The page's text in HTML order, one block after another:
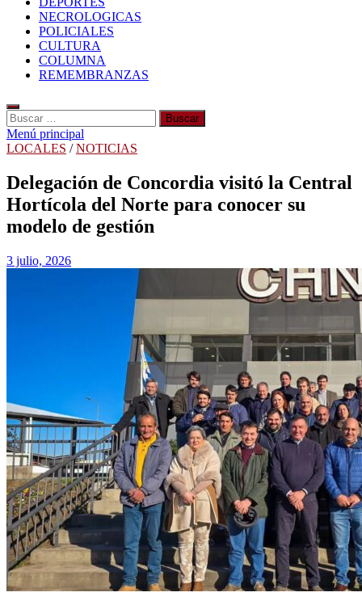
NECROLOGICAS
POLICIALES
CULTURA
COLUMNA
REMEMBRANZAS
Buscar:
Menú principal
LOCALES /NOTICIAS
Delegación de Concordia visitó la Central
Hortícola del Norte para conocer su
modelo de gestión
3 julio, 2026